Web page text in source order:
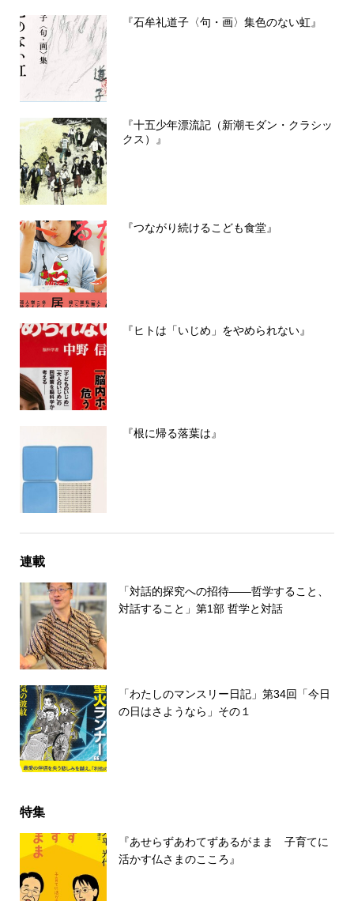
『石牟礼道子〈句・画〉集色のない虹』
『十五少年漂流記（新潮モダン・クラシッ
クス）』
『つながり続けるこども食堂』
『ヒトは「いじめ」をやめられない』
『根に帰る落葉は』
連載
「対話的探究への招待――哲学すること、
対話すること」第1部 哲学と対話
「わたしのマンスリー日記」第34回「今日
の日はさようなら」その１
特集
『あせらずあわてずあるがまま 子育てに
活かす仏さまのこころ』